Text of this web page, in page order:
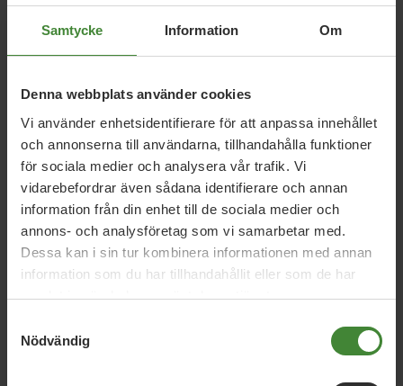
Samtycke Information Om
Denna webbplats använder cookies
Vi använder enhetsidentifierare för att anpassa innehållet
och annonserna till användarna, tillhandahålla funktioner
för sociala medier och analysera vår trafik. Vi
vidarebefordrar även sådana identifierare och annan
information från din enhet till de sociala medier och
annons- och analysföretag som vi samarbetar med.
Dessa kan i sin tur kombinera informationen med annan
information som du har tillhandahållit eller som de har
samlat in när du har använt deras tjänster.
Nödvändig
Relaterade nyheter
Miljöpartiet: Sverige måste ställa krav på
nya datacenter
3 augusti 2026
Pride är över – nu fortsätter kampen för
hbtqi-personers rättigheter